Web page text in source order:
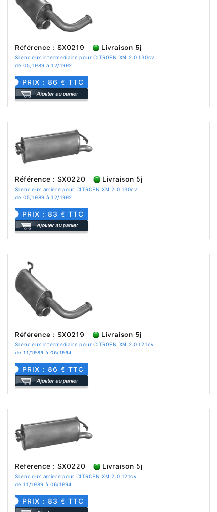
Référence : SX0219 Livraison 5j
Silencieux intermédiaire pour CITROEN XM 2.0 130cv
de 05/1989 à 12/1992
PRIX : 86 € TTC
Référence : SX0220 Livraison 5j
Silencieux arriere pour CITROEN XM 2.0 130cv
de 05/1989 à 12/1992
PRIX : 83 € TTC
Référence : SX0219 Livraison 5j
Silencieux intermédiaire pour CITROEN XM 2.0 121cv
de 11/1989 à 06/1994
PRIX : 86 € TTC
Référence : SX0220 Livraison 5j
Silencieux arriere pour CITROEN XM 2.0 121cv
de 11/1989 à 06/1994
PRIX : 83 € TTC